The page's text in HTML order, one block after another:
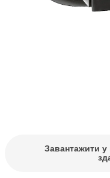
Завантажити у